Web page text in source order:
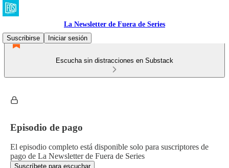
La Newsletter de Fuera de Series
Suscribirse
Iniciar sesión
Escucha sin distracciones en Substack
Episodio de pago
El episodio completo está disponible solo para suscriptores de
pago de La Newsletter de Fuera de Series
Suscríbete para escuchar